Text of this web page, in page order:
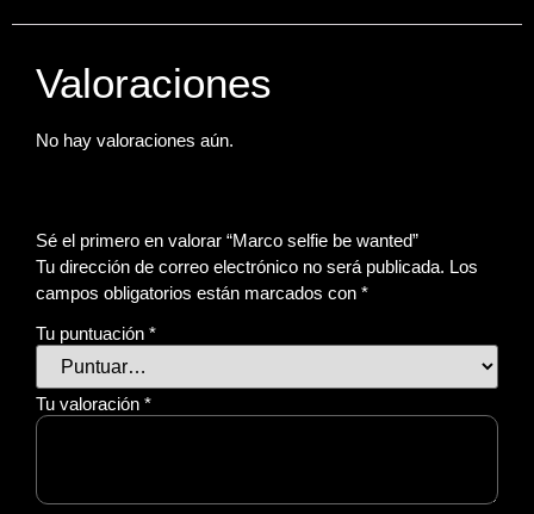
Valoraciones
No hay valoraciones aún.
Sé el primero en valorar “Marco selfie be wanted”
Tu dirección de correo electrónico no será publicada. Los
campos obligatorios están marcados con *
Tu puntuación *
Tu valoración *